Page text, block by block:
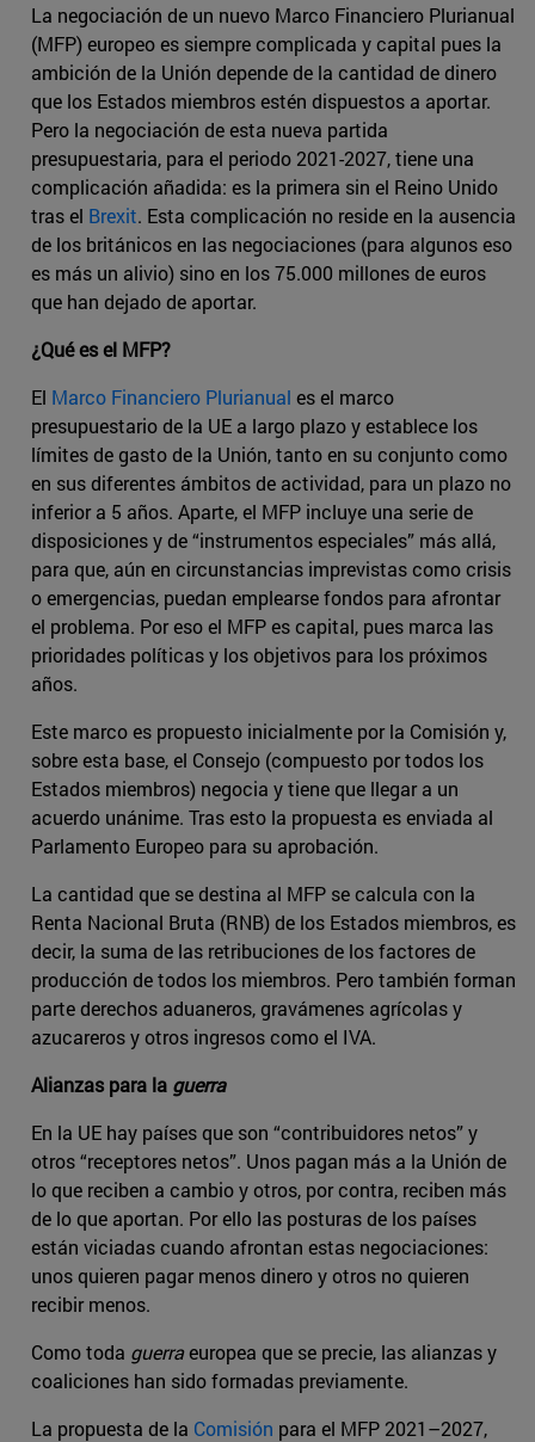
La negociación de un nuevo Marco Financiero Plurianual
(MFP) europeo es siempre complicada y capital pues la
ambición de la Unión depende de la cantidad de dinero
que los Estados miembros estén dispuestos a aportar.
Pero la negociación de esta nueva partida
presupuestaria, para el periodo 2021-2027, tiene una
complicación añadida: es la primera sin el Reino Unido
tras el Brexit. Esta complicación no reside en la ausencia
de los británicos en las negociaciones (para algunos eso
es más un alivio) sino en los 75.000 millones de euros
que han dejado de aportar.
¿Qué es el MFP?
El Marco Financiero Plurianual es el marco
presupuestario de la UE a largo plazo y establece los
límites de gasto de la Unión, tanto en su conjunto como
en sus diferentes ámbitos de actividad, para un plazo no
inferior a 5 años. Aparte, el MFP incluye una serie de
disposiciones y de “instrumentos especiales” más allá,
para que, aún en circunstancias imprevistas como crisis
o emergencias, puedan emplearse fondos para afrontar
el problema. Por eso el MFP es capital, pues marca las
prioridades políticas y los objetivos para los próximos
años.
Este marco es propuesto inicialmente por la Comisión y,
sobre esta base, el Consejo (compuesto por todos los
Estados miembros) negocia y tiene que llegar a un
acuerdo unánime. Tras esto la propuesta es enviada al
Parlamento Europeo para su aprobación.
La cantidad que se destina al MFP se calcula con la
Renta Nacional Bruta (RNB) de los Estados miembros, es
decir, la suma de las retribuciones de los factores de
producción de todos los miembros. Pero también forman
parte derechos aduaneros, gravámenes agrícolas y
azucareros y otros ingresos como el IVA.
Alianzas para la guerra
En la UE hay países que son “contribuidores netos” y
otros “receptores netos”. Unos pagan más a la Unión de
lo que reciben a cambio y otros, por contra, reciben más
de lo que aportan. Por ello las posturas de los países
están viciadas cuando afrontan estas negociaciones:
unos quieren pagar menos dinero y otros no quieren
recibir menos.
Como toda guerraeuropea que se precie, las alianzas y
coaliciones han sido formadas previamente.
La propuesta de la Comisión para el MFP 2021–2027,